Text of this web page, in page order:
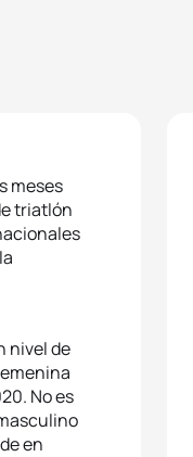
meses
triatlón
nivel de
No es
en